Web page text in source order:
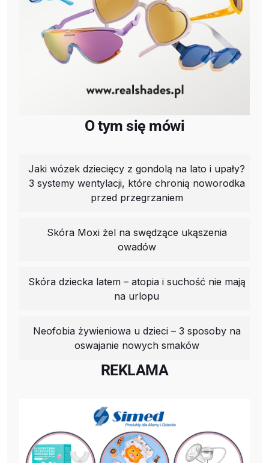
O tym się mówi
Jaki wózek dziecięcy z gondolą na lato i upały?
3 systemy wentylacji, które chronią noworodka
przed przegrzaniem
Skóra Moxi żel na swędzące ukąszenia
owadów
Skóra dziecka latem – atopia i suchość nie mają
na urlopu
Neofobia żywieniowa u dzieci – 3 sposoby na
oswajanie nowych smaków
REKLAMA